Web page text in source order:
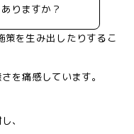
りますか？
策を生み出したりするこ
を痛感しています。
、